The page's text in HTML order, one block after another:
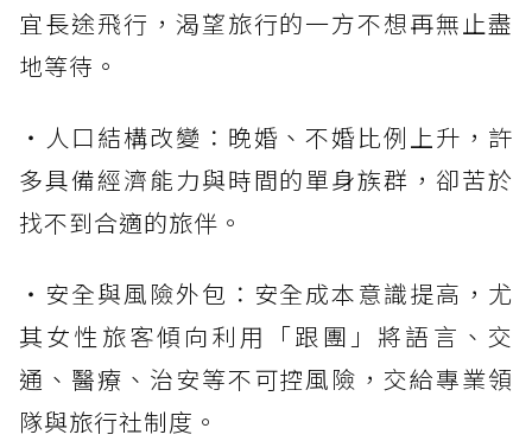
宜長途飛行，渴望旅行的一方不想再無止盡
地等待。
・人口結構改變：晚婚、不婚比例上升，許
多具備經濟能力與時間的單身族群，卻苦於
找不到合適的旅伴。
・安全與風險外包：安全成本意識提高，尤
其女性旅客傾向利用「跟團」將語言、交
通、醫療、治安等不可控風險，交給專業領
隊與旅行社制度。